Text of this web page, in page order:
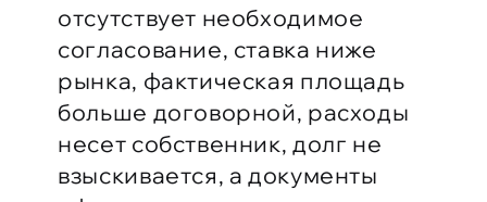
отсутствует необходимое
согласование, ставка ниже
рынка, фактическая площадь
больше договорной, расходы
несет собственник, долг не
взыскивается, а документы